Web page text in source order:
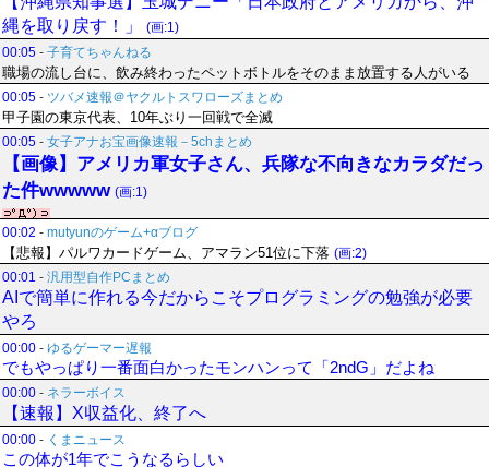
縄を取り戻す！」
(画:1)
00:05 - 子育てちゃんねる
職場の流し台に、飲み終わったペットボトルをそのまま放置する人がいる
00:05 - ツバメ速報＠ヤクルトスワローズまとめ
甲子園の東京代表、10年ぶり一回戦で全滅
00:05 - 女子アナお宝画像速報－5chまとめ
【画像】アメリカ軍女子さん、兵隊な不向きなカラダだっ
た件wwwww (画:1)
00:02 - mutyunのゲーム+αブログ
【悲報】パルワカードゲーム、アマラン51位に下落 (画:2)
00:01 - 汎用型自作PCまとめ
AIで簡単に作れる今だからこそプログラミングの勉強が必要
やろ
00:00 - ゆるゲーマー遅報
でもやっぱり一番面白かったモンハンって「2ndG」だよね
00:00 - ネラーボイス
【速報】X収益化、終了へ
00:00 - くまニュース
この体が1年でこうなるらしい